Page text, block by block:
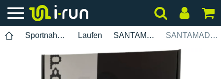
Sportnahrung Laufen SANTAMADRE SANTAMADRE Unusual Pack Marathon